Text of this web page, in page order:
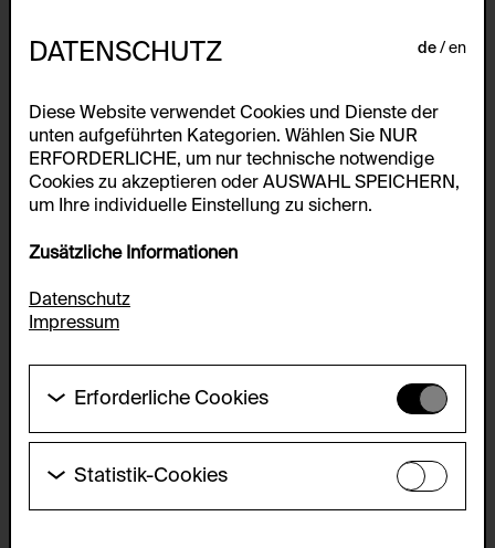
DATENSCHUTZ de en
Diese Website verwendet Cookies und Dienste der
unten aufgeführten Kategorien. Wählen Sie NUR
ERFORDERLICHE, um nur technische notwendige
Cookies zu akzeptieren oder AUSWAHL SPEICHERN,
um Ihre individuelle Einstellung zu sichern.
Zusätzliche Informationen
Datenschutz
Impressum
Erforderliche Cookies
Grundfunktionalität dieser Website zu ermöglichen.
Diese Cookies können daher nicht deaktiviert
werden.
Statistik-Cookies